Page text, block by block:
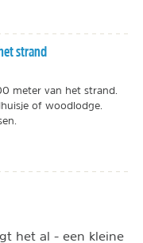
strand
meter van het strand.
of woodlodge.
het al - een kleine